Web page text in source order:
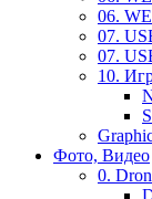
06.
07.
07.
10.
Фото, Видео
0.